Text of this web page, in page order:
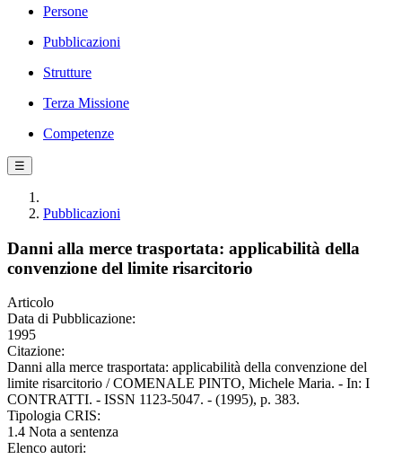
Persone
Pubblicazioni
Strutture
Terza Missione
Competenze
☰
Pubblicazioni
Danni alla merce trasportata: applicabilità della
convenzione del limite risarcitorio
Articolo
Data di Pubblicazione:
1995
Citazione:
Danni alla merce trasportata: applicabilità della convenzione del
limite risarcitorio / COMENALE PINTO, Michele Maria. - In: I
CONTRATTI. - ISSN 1123-5047. - (1995), p. 383.
Tipologia CRIS:
1.4 Nota a sentenza
Elenco autori: